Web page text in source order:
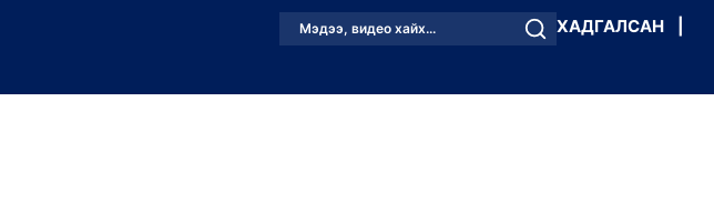
Мэдээ, видео хайх... ХАДГАЛСАН